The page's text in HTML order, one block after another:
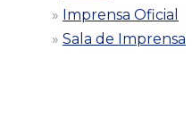
Imprensa Oficial
Sala de Imprensa